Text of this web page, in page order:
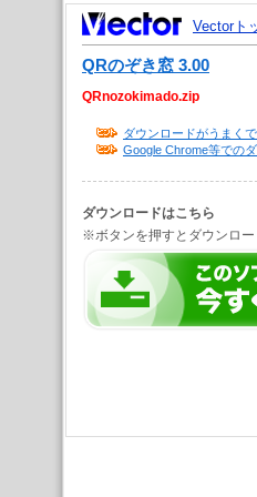
Vectorト
QRのぞき窓 3.00
QRnozokimado.zip
ダウンロードがうまく
Google Chrome等での
ダウンロードはこちら
※ボタンを押すとダウンロ